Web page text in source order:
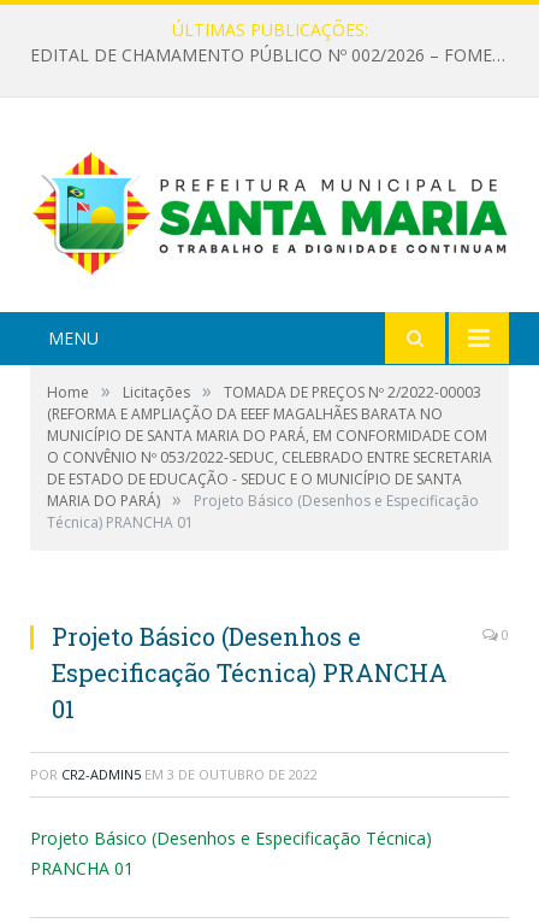
ÚLTIMAS PUBLICAÇÕES:
EDITAL DE CHAMAMENTO PÚBLICO Nº 002/2026 – FOMENTO À EXECUÇÃO DE AÇÕES CULTURAIS
MENU
Home » Licitações »
TOMADA DE PREÇOS Nº 2/2022-00003
(REFORMA E AMPLIAÇÃO DA EEEF MAGALHÃES BARATA NO
MUNICÍPIO DE SANTA MARIA DO PARÁ, EM CONFORMIDADE COM
O CONVÊNIO Nº 053/2022-SEDUC, CELEBRADO ENTRE SECRETARIA
DE ESTADO DE EDUCAÇÃO - SEDUC E O MUNICÍPIO DE SANTA
MARIA DO PARÁ) »
Projeto Básico (Desenhos e Especificação
Técnica) PRANCHA 01
Projeto Básico (Desenhos e
Especificação Técnica) PRANCHA
01
0
POR CR2-ADMIN5 EM 3 DE OUTUBRO DE 2022
Projeto Básico (Desenhos e Especificação Técnica)
PRANCHA 01